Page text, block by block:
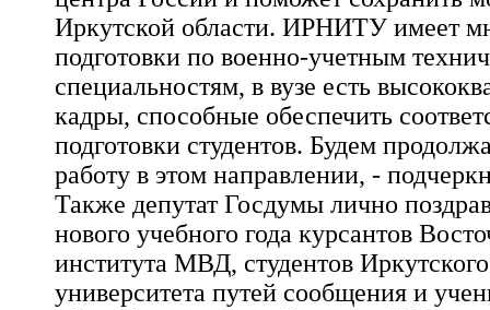
Иркутской области. ИРНИТУ имеет
подготовки по военно-учетным
специальностям, в вузе есть
кадры, способные обеспечить
подготовки студентов. Будем
работу в этом направлении, -
Также депутат Госдумы лично
нового учебного года курсантов
института МВД, студентов Иркутского
университета путей сообщения и